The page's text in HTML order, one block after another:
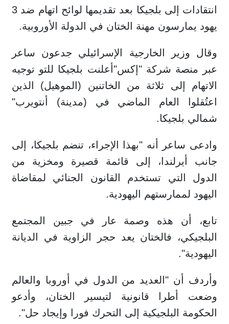
انتقادات إلى بلجيكا بعد تقديمها لوائح اتهام ضد 3
يهود يمارسون مهنة الختان في الدولة الأوروبية.
وقال وزير الخارجية الإسرائيلي جدعون ساعر
عبر منصة شركة "إكس"أعلنت بلجيكا للتو توجيه
الاتهام إلى ثلاثة من الخاتنين (الموهيل) الذين
اعتُقلوا العام الماضي في (مدينة) أنتويرب"
شمالي بلجيكا.
وادعى ساعر أنه "بهذا الإجراء، تنضم بلجيكا، إلى
جانب أيرلندا، إلى قائمة قصيرة ومخزية من
الدول التي تستخدم القانون الجنائي لمقاضاة
اليهود لممارستهم اليهودية.
تابع، أن هذه وصمة عار في جبين المجتمع
البلجيكي، فالختان يعد حجر الزاوية في الديانة
اليهودية".
وأردف أن "العديد من الدول في أوروبا والعالم
وضعت أطرا قانونية لتيسير الختان، وأدعو
الحكومة البلجيكية إلى التحرك فورا وإيجاد حل".